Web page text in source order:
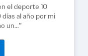
el deporte 10
días al año por mi
un...”